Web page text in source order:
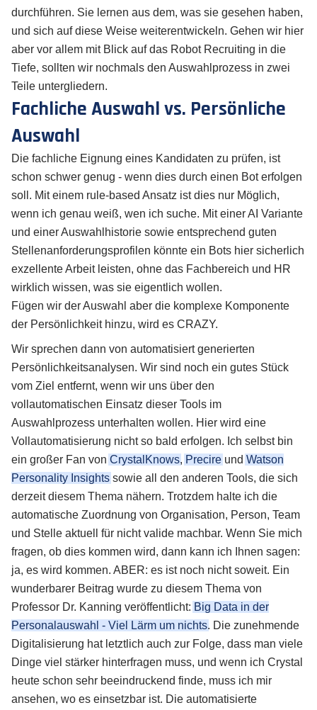
durchführen. Sie lernen aus dem, was sie gesehen haben,
und sich auf diese Weise weiterentwickeln. Gehen wir hier
aber vor allem mit Blick auf das Robot Recruiting in die
Tiefe, sollten wir nochmals den Auswahlprozess in zwei
Teile untergliedern.
Fachliche Auswahl vs. Persönliche
Auswahl
Die fachliche Eignung eines Kandidaten zu prüfen, ist
schon schwer genug - wenn dies durch einen Bot erfolgen
soll. Mit einem rule-based Ansatz ist dies nur Möglich,
wenn ich genau weiß, wen ich suche. Mit einer AI Variante
und einer Auswahlhistorie sowie entsprechend guten
Stellenanforderungsprofilen könnte ein Bots hier sicherlich
exzellente Arbeit leisten, ohne das Fachbereich und HR
wirklich wissen, was sie eigentlich wollen.
Fügen wir der Auswahl aber die komplexe Komponente
der Persönlichkeit hinzu, wird es CRAZY.
Wir sprechen dann von automatisiert generierten
Persönlichkeitsanalysen. Wir sind noch ein gutes Stück
vom Ziel entfernt, wenn wir uns über den
vollautomatischen Einsatz dieser Tools im
Auswahlprozess unterhalten wollen. Hier wird eine
Vollautomatisierung nicht so bald erfolgen. Ich selbst bin
ein großer Fan von CrystalKnows, Precire und Watson
Personality Insights sowie all den anderen Tools, die sich
derzeit diesem Thema nähern. Trotzdem halte ich die
automatische Zuordnung von Organisation, Person, Team
und Stelle aktuell für nicht valide machbar. Wenn Sie mich
fragen, ob dies kommen wird, dann kann ich Ihnen sagen:
ja, es wird kommen. ABER: es ist noch nicht soweit. Ein
wunderbarer Beitrag wurde zu diesem Thema von
Professor Dr. Kanning veröffentlicht: Big Data in der
Personalauswahl - Viel Lärm um nichts. Die zunehmende
Digitalisierung hat letztlich auch zur Folge, dass man viele
Dinge viel stärker hinterfragen muss, und wenn ich Crystal
heute schon sehr beeindruckend finde, muss ich mir
ansehen, wo es einsetzbar ist. Die automatisierte